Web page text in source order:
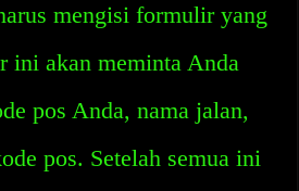
mengisi formulir yang
ini akan meminta Anda
pos Anda, nama jalan,
pos. Setelah semua ini